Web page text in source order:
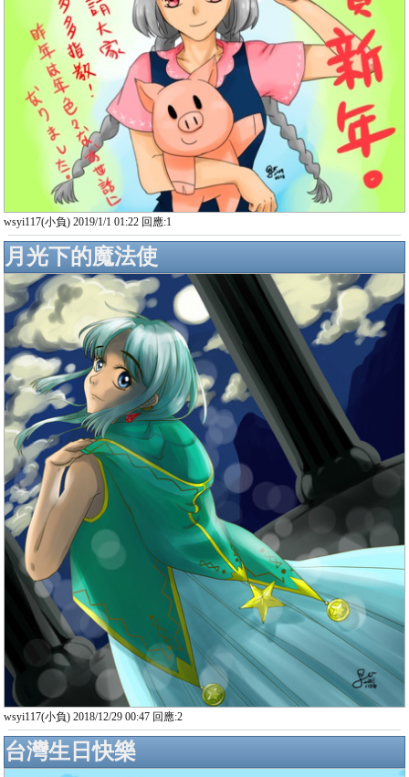
wsyi117(小負) 2019/1/1 01:22 回應:1
月光下的魔法使
wsyi117(小負) 2018/12/29 00:47 回應:2
台灣生日快樂